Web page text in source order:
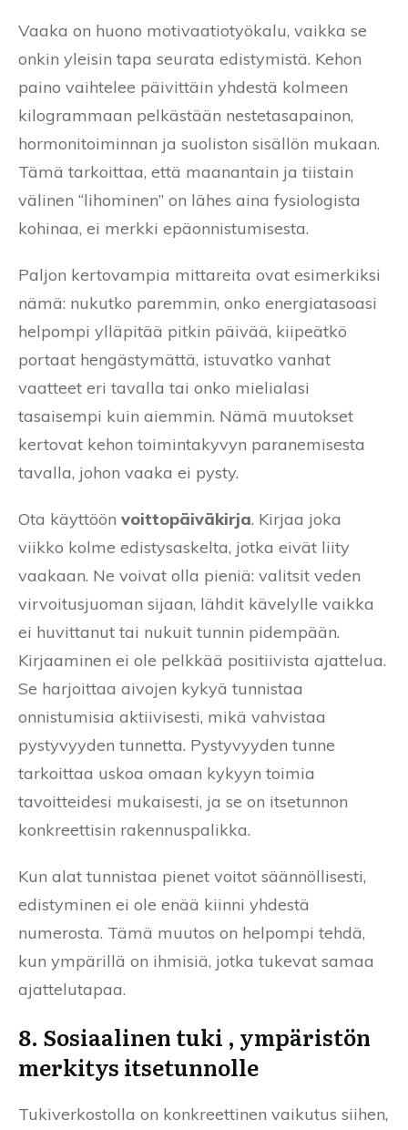
Vaaka on huono motivaatiotyökalu, vaikka se
onkin yleisin tapa seurata edistymistä. Kehon
paino vaihtelee päivittäin yhdestä kolmeen
kilogrammaan pelkästään nestetasapainon,
hormonitoiminnan ja suoliston sisällön mukaan.
Tämä tarkoittaa, että maanantain ja tiistain
välinen “lihominen” on lähes aina fysiologista
kohinaa, ei merkki epäonnistumisesta.
Paljon kertovampia mittareita ovat esimerkiksi
nämä: nukutko paremmin, onko energiatasoasi
helpompi ylläpitää pitkin päivää, kiipeätkö
portaat hengästymättä, istuvatko vanhat
vaatteet eri tavalla tai onko mielialasi
tasaisempi kuin aiemmin. Nämä muutokset
kertovat kehon toimintakyvyn paranemisesta
tavalla, johon vaaka ei pysty.
Ota käyttöön voittopäiväkirja. Kirjaa joka
viikko kolme edistysaskelta, jotka eivät liity
vaakaan. Ne voivat olla pieniä: valitsit veden
virvoitusjuoman sijaan, lähdit kävelylle vaikka
ei huvittanut tai nukuit tunnin pidempään.
Kirjaaminen ei ole pelkkää positiivista ajattelua.
Se harjoittaa aivojen kykyä tunnistaa
onnistumisia aktiivisesti, mikä vahvistaa
pystyvyyden tunnetta. Pystyvyyden tunne
tarkoittaa uskoa omaan kykyyn toimia
tavoitteidesi mukaisesti, ja se on itsetunnon
konkreettisin rakennuspalikka.
Kun alat tunnistaa pienet voitot säännöllisesti,
edistyminen ei ole enää kiinni yhdestä
numerosta. Tämä muutos on helpompi tehdä,
kun ympärillä on ihmisiä, jotka tukevat samaa
ajattelutapaa.
8. Sosiaalinen tuki , ympäristön
merkitys itsetunnolle
Tukiverkostolla on konkreettinen vaikutus siihen,